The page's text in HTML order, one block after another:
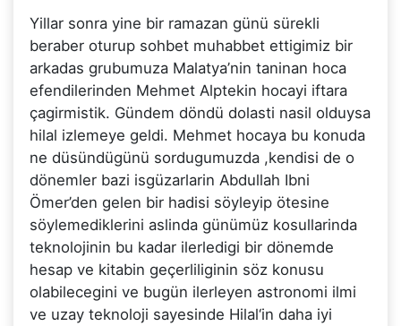
Yillar sonra yine bir ramazan günü sürekli
beraber oturup sohbet muhabbet ettigimiz bir
arkadas grubumuza Malatya’nin taninan hoca
efendilerinden Mehmet Alptekin hocayi iftara
çagirmistik. Gündem döndü dolasti nasil olduysa
hilal izlemeye geldi. Mehmet hocaya bu konuda
ne düsündügünü sordugumuzda ,kendisi de o
dönemler bazi isgüzarlarin Abdullah Ibni
Ömer’den gelen bir hadisi söyleyip ötesine
söylemediklerini aslinda günümüz kosullarinda
teknolojinin bu kadar ilerledigi bir dönemde
hesap ve kitabin geçerliliginin söz konusu
olabilecegini ve bugün ilerleyen astronomi ilmi
ve uzay teknoloji sayesinde Hilal‘in daha iyi